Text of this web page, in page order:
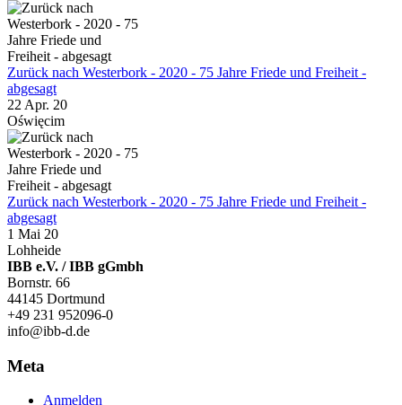
Zurück nach Westerbork - 2020 - 75 Jahre Friede und Freiheit -
abgesagt
22 Apr. 20
Oświęcim
Zurück nach Westerbork - 2020 - 75 Jahre Friede und Freiheit -
abgesagt
1 Mai 20
Lohheide
IBB e.V. / IBB gGmbh
Bornstr. 66
44145 Dortmund
+49 231 952096-0
info@ibb-d.de
Meta
Anmelden